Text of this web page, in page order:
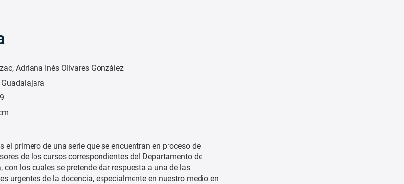
Adriana Inés Olivares González
el primero de una serie que se encuentran en proceso de
de los cursos correspondientes del Departamento de
con los cuales se pretende dar respuesta a una de las
urgentes de la docencia, especialmente en nuestro medio en